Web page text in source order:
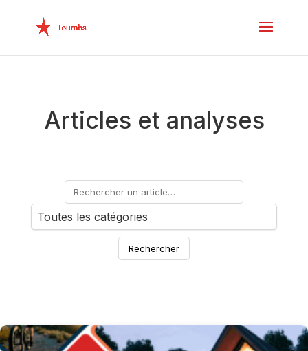
Articles et analyses
Rechercher